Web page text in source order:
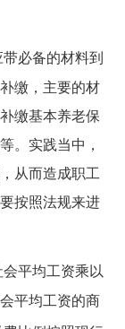
必备的材料到
缴，主要的材
缴基本养老保
。实践当中，
从而造成职工
按照法规来进
平均工资乘以
平均工资的商